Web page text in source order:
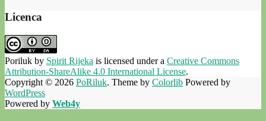
Licenca
Poriluk by Spirit Rijeka is licensed under a Creative Commons
Attribution-ShareAlike 4.0 International License.
Copyright © 2026 PoRiluk. Theme by Colorlib Powered by
WordPress
Powered by Web4y